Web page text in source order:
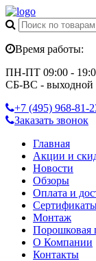
Время работы:
ПН-ПТ 09:00 -
СБ-ВС - выходной
+7 (495) 968-81-
Заказать звонок
Главная
Акции и
Новости
Обзоры
Оплата и
Монтаж
Порошковая
О Компании
Контакты